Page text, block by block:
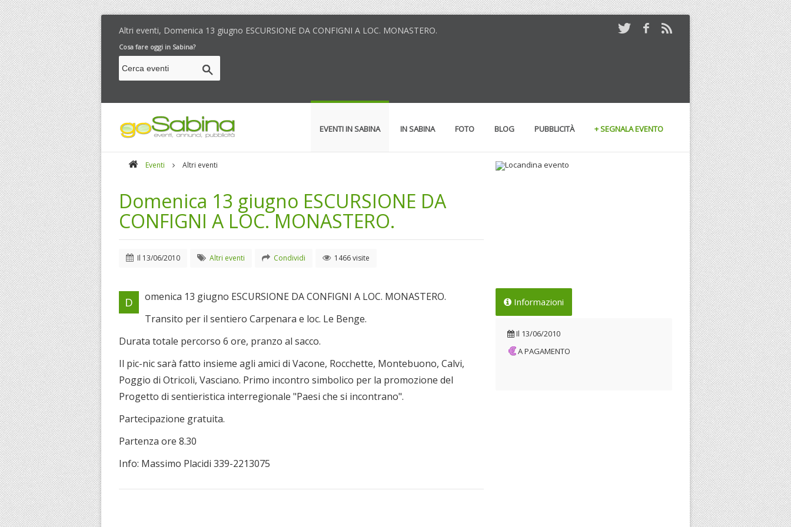
Altri eventi, Domenica 13 giugno ESCURSIONE DA CONFIGNI A LOC. MONASTERO.
Cosa fare oggi in Sabina?
EVENTI IN SABINA IN SABINA FOTO BLOG PUBBLICITÀ + SEGNALA EVENTO
Eventi Altri eventi
Domenica 13 giugno ESCURSIONE DA
CONFIGNI A LOC. MONASTERO.
Il 13/06/2010 Altri eventi Condividi 1466 visite
D
omenica 13 giugno ESCURSIONE DA CONFIGNI A LOC. MONASTERO.
Transito per il sentiero Carpenara e loc. Le Benge.
Durata totale percorso 6 ore, pranzo al sacco.
Il pic-nic sarà fatto insieme agli amici di Vacone, Rocchette, Montebuono, Calvi,
Poggio di Otricoli, Vasciano. Primo incontro simbolico per la promozione del
Progetto di sentieristica interregionale "Paesi che si incontrano".
Partecipazione gratuita.
Partenza ore 8.30
Info: Massimo Placidi 339-2213075
Informazioni
Il 13/06/2010
A PAGAMENTO